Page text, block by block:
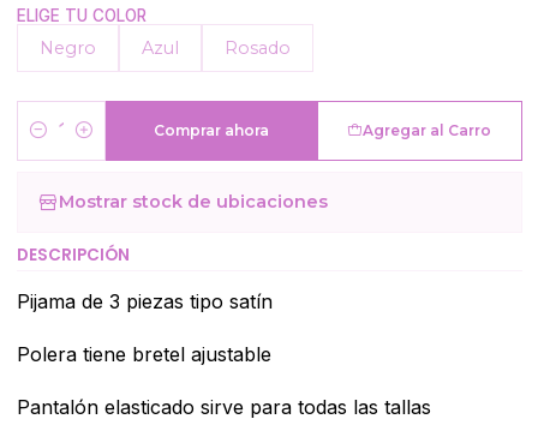
ELIGE TU COLOR
Negro Azul Rosado
Cantidad
Agregar al Carro
Comprar ahora
Mostrar stock de ubicaciones
DESCRIPCIÓN
Pijama de 3 piezas tipo satín
Polera tiene bretel ajustable
Pantalón elasticado sirve para todas las tallas